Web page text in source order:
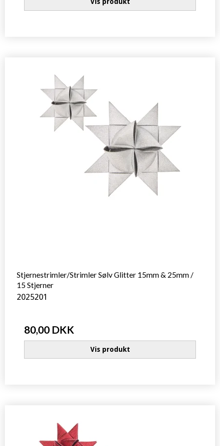
Stjernestrimler/Strimler Sølv Glitter 15mm & 25mm /
15 Stjerner
2025201
80,00 DKK
Vis produkt